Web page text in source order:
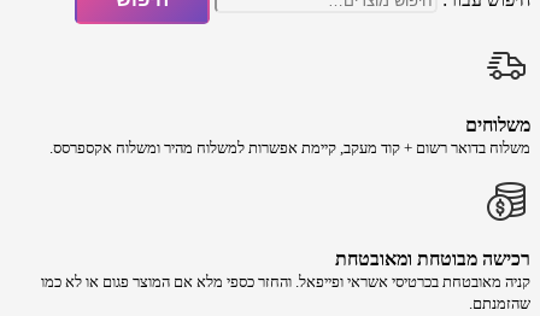
משלוחים
משלוח​ ב​דואר רשום + קוד מעקב​​, קיימת אפשרות למשלוח מהיר​ ומשלוח אקספרסס.
רכישה​ מבוטחת ​ומאובטחת
קניה מאובטחת בכרטיסי אשראי ופייפאל. והחזר כספי מלא אם המוצר פגום או לא כמו
שהזמנתם.